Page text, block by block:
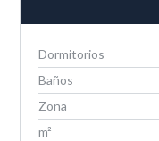
Dormitorios
Baños
Zona
m²